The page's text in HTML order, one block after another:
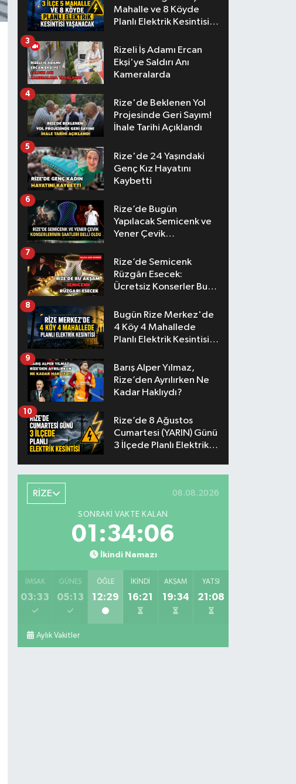
Mahalle ve 8 Köyde
Planlı Elektrik Kesintisi
Rizeli İş Adamı Ercan
Ekşi'ye Saldırı Anı
Kameralarda
3
Rize'de Beklenen Yol
Projesinde Geri Sayım!
İhale Tarihi Açıklandı
4
Rize'de 24 Yaşındaki
Genç Kız Hayatını
Kaybetti
5
Rize’de Bugün
Yapılacak Semicenk ve
Yener Çevik
Belli Oldu
6
Rize’de Semicenk
Rüzgârı Esecek:
Ücretsiz Konserler Bu
7
Bugün Rize Merkez'de
4 Köy 4 Mahallede
Planlı Elektrik Kesintisi
8
Barış Alper Yılmaz,
Rize’den Ayrılırken Ne
Kadar Haklıydı?
9
Rize’de 8 Ağustos
Cumartesi (YARIN) Günü
3 İlçede Planlı Elektrik
10
RİZE 08.08.2026
SONRAKI VAKTE KALAN
01:34:05
İkindi Namazı
İMSAK
03:33
GÜNEŞ
05:13
ÖĞLE
12:29
İKINDI
16:21
AKŞAM
19:34
YATSI
21:08
Aylık Vakitler